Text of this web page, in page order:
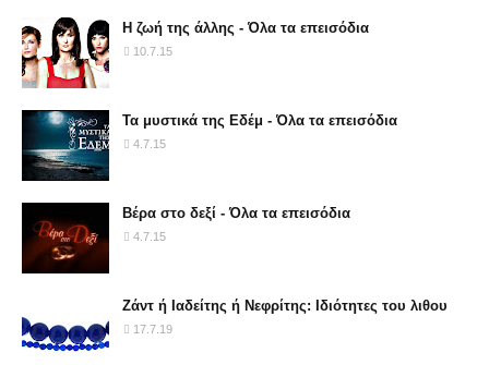
Η ζωή της άλλης - Όλα τα επεισόδια
10.7.15
Τα μυστικά της Εδέμ - Όλα τα επεισόδια
4.7.15
Βέρα στο δεξί - Όλα τα επεισόδια
4.7.15
Ζάντ ή Ιαδείτης ή Νεφρίτης: Ιδιότητες του λιθου
17.7.19